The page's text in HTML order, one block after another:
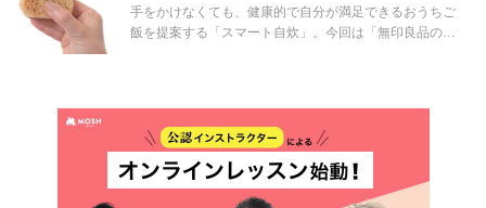
ンタンにできる栄養効果をアップさせて初心者でも取り
入れやすい方法をご紹介します
穀米おにぎり」
手をかけなくても、健康的で自分が満足できるおうちご
飯を提案する「スマート自炊」。今回は「無印良品の冷